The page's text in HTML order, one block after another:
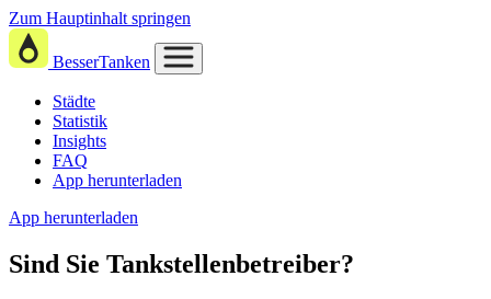
Zum Hauptinhalt springen
BesserTanken
Städte
Statistik
Insights
FAQ
App herunterladen
App herunterladen
Sind Sie Tankstellenbetreiber?